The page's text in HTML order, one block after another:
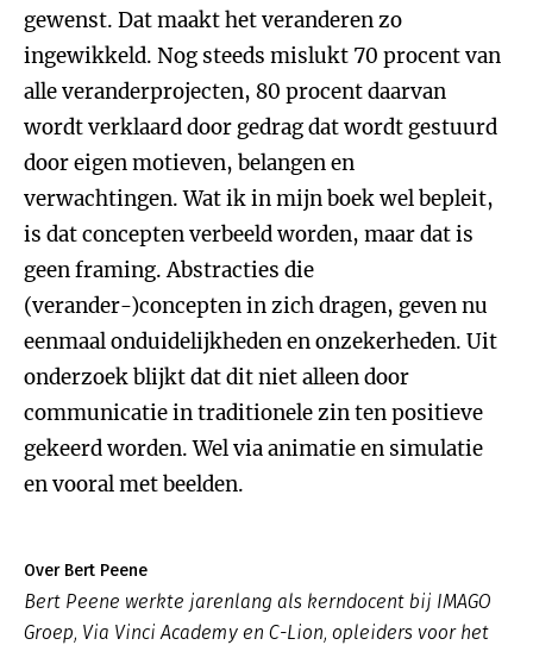
gewenst. Dat maakt het veranderen zo
ingewikkeld. Nog steeds mislukt 70 procent van
alle veranderprojecten, 80 procent daarvan
wordt verklaard door gedrag dat wordt gestuurd
door eigen motieven, belangen en
verwachtingen. Wat ik in mijn boek wel bepleit,
is dat concepten verbeeld worden, maar dat is
geen framing. Abstracties die
(verander-)concepten in zich dragen, geven nu
eenmaal onduidelijkheden en onzekerheden. Uit
onderzoek blijkt dat dit niet alleen door
communicatie in traditionele zin ten positieve
gekeerd worden. Wel via animatie en simulatie
en vooral met beelden.
Over Bert Peene
Bert Peene werkte jarenlang als kerndocent bij IMAGO
Groep, Via Vinci Academy en C-Lion, opleiders voor het